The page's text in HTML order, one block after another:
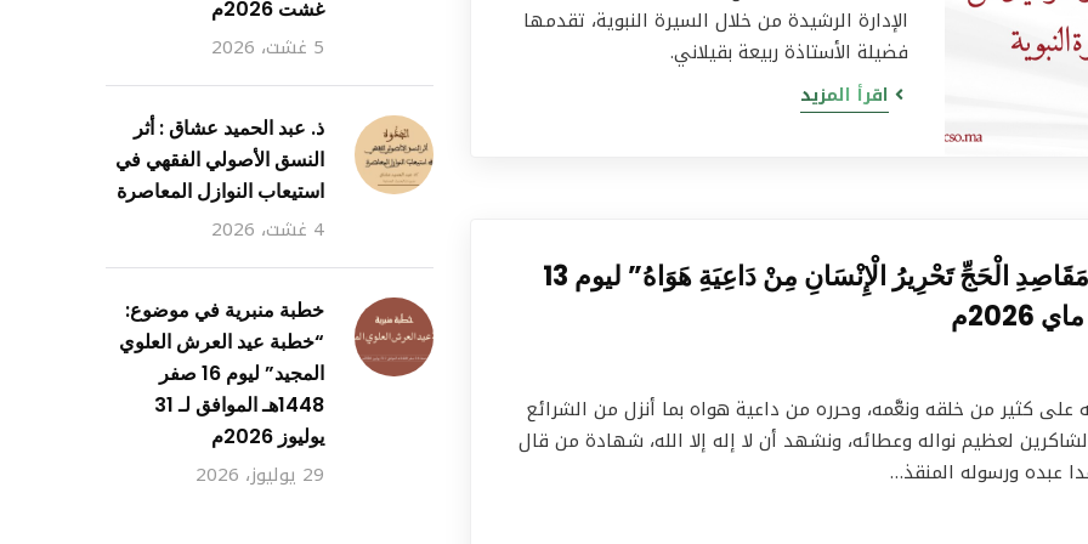
الإدارة الرشيدة من خلال السيرة النبوية، تقدمها
فضيلة الأستاذة ربيعة بقيلاني.
اقرأ المزيد
خطبة منبرية في موضوع: “مِنْ مَقَاصِدِ الْحَجِّ تَحْرِيرُ الْإِنْسَانِ مِنْ دَاعِيَةِ هَوَاهُ” ليوم 13
على كثير من خلقه ونعَّمه، وحرره من داعية هواه بما أنزل من الشرائع
لعظيم نواله وعطائه، ونشهد أن لا إله إلا الله، شهادة من قال
عبده ورسوله المنقذ…
غشت 2026م
5 غشت، 2026
ذ. عبد الحميد عشاق : أثر
النسق الأصولي الفقهي في
استيعاب النوازل المعاصرة
4 غشت، 2026
خطبة منبرية في موضوع:
“خطبة عيد العرش العلوي
المجيد” ليوم 16 صفر
1448هـ الموافق لـ 31
يوليوز 2026م
29 يوليوز، 2026